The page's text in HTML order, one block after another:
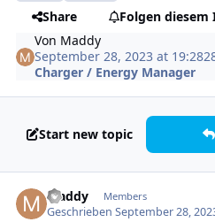
Share
Folgen diesem
Von Maddy
September 28, 2023 at 19:28
Charger / Energy Manager
Start new topic
Maddy Members
GeschriebenSeptember 28,